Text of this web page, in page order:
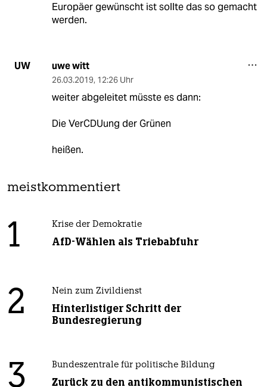
Europäer gewünscht ist sollte das so gemacht
werden.
UW uwe witt
26.03.2019, 12:26 Uhr
weiter abgeleitet müsste es dann:
Die VerCDUung der Grünen
heißen.
meistkommentiert
1 Krise der Demokratie
AfD-Wählen als Triebabfuhr
2 Nein zum Zivildienst
Hinterlistiger Schritt der
Bundesregierung
3 Bundeszentrale für politische Bildung
Zurück zu den antikommunistischen